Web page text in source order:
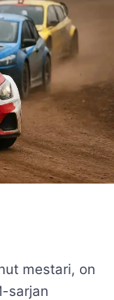
mestari, on
sarjan